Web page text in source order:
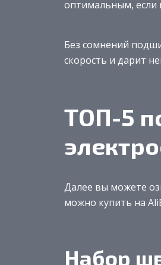
оптимальным, если
Без сомнений
скорость и дарит
ТОП-5
Далее вы можете
можно купить на
Набор